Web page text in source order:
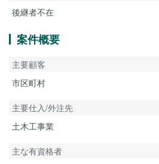
後継者不在
案件概要
主要顧客
市区町村
主要仕入/外注先
土木工事業
主な有資格者